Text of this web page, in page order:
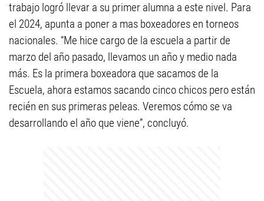
trabajo logró llevar a su primer alumna a este nivel. Para
el 2024, apunta a poner a mas boxeadores en torneos
nacionales. “Me hice cargo de la escuela a partir de
marzo del año pasado, llevamos un año y medio nada
más. Es la primera boxeadora que sacamos de la
Escuela, ahora estamos sacando cinco chicos pero están
recién en sus primeras peleas. Veremos cómo se va
desarrollando el año que viene”, concluyó.